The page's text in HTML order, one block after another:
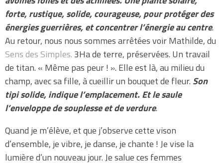
forte, rustique, solide, courageuse, pour protéger des
énergies guerrières, et concentrer l’énergie au centre.
Au retour, nous nous sommes arrêtées voir Mathilde, du
Sens des Simples.3Ha de terre, préservées. Un travail
de titan. « Même pas peur ! ». Elle est là, au milieu du
champ, avec sa fille, à cueillir un bouquet de fleur. Son
tipi solide, indique l’emplacement. Et le saule
l’enveloppe de souplesse et de verdure.
Quand je m’élève, et que j’observe cette vison
d’ensemble, je vibre, je danse, je chante ! Je vise la
lumière d’un nouveau jour. Je salue ces femmes